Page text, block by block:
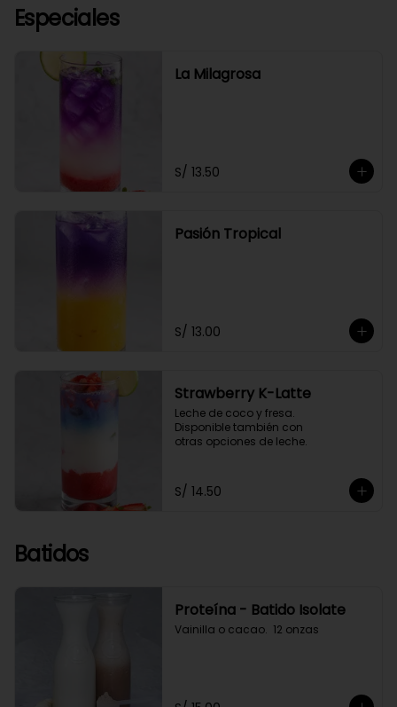
Especiales
La Milagrosa
S/ 13.50
Pasión Tropical
S/ 13.00
Strawberry K-Latte
Leche de coco y fresa.
Disponible también con
otras opciones de leche.
S/ 14.50
Batidos
Proteína - Batido Isolate
Vainilla o cacao.  12 onzas